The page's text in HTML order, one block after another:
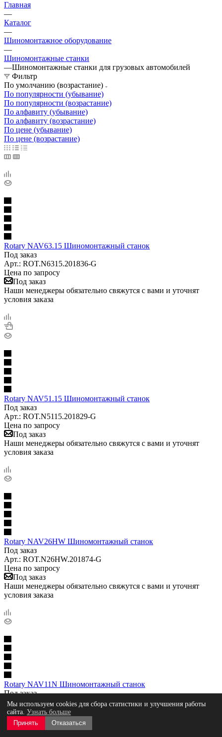
Главная
—
Каталог
—
Шиномонтажное оборудование
—
Шиномонтажные станки
—Шиномонтажные станки для грузовых автомобилей
Фильтр
По умолчанию (возрастание)
По популярности (убывание)
По популярности (возрастание)
По алфавиту (убывание)
По алфавиту (возрастание)
По цене (убывание)
По цене (возрастание)
Rotary NAV63.15 Шиномонтажный станок
Под заказ
Арт.: ROT.N6315.201836-G
Цена по запросу
Под заказ
Наши менеджеры обязательно свяжутся с вами и уточнят
условия заказа
Rotary NAV51.15 Шиномонтажный станок
Под заказ
Арт.: ROT.N5115.201829-G
Цена по запросу
Под заказ
Наши менеджеры обязательно свяжутся с вами и уточнят
условия заказа
Rotary NAV26HW Шиномонтажный станок
Под заказ
Арт.: ROT.N26HW.201874-G
Цена по запросу
Под заказ
Наши менеджеры обязательно свяжутся с вами и уточнят
условия заказа
Rotary NAV11N Шиномонтажный станок
Под заказ
Арт.: ROT.NV11N.201782-G
Цена по запросу
Под заказ
Наши менеджеры обязательно свяжутся с вами и уточнят
Мы используем cookies для сбора статистики и улучшения работы
сайта. Узнать больше
Принять
Отказаться